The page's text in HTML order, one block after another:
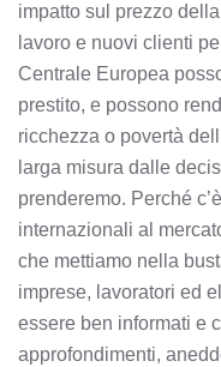
impatto sul prezzo
lavoro e nuovi clienti
Centrale Europea
prestito, e possono
ricchezza o povertà
larga misura dalle
prenderemo. Perché
internazionali al
che mettiamo nella
imprese, lavoratori ed
essere ben informati e
approfondimenti,